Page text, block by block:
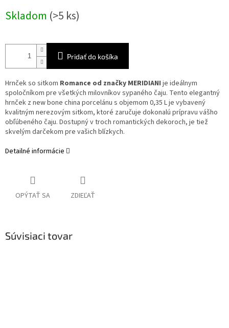
cena:
Skladom (>5 ks)
Pridať do košíka
Hrnček so sitkom Romance od značky MERIDIANI je ideálnym
spoločníkom pre všetkých milovníkov sypaného čaju. Tento elegantný
hrnček z new bone china porcelánu s objemom 0,35 L je vybavený
kvalitným nerezovým sitkom, ktoré zaručuje dokonalú prípravu vášho
obľúbeného čaju. Dostupný v troch romantických dekoroch, je tiež
skvelým darčekom pre vašich blízkych.
Detailné informácie
OPÝTAŤ SA ZDIEĽAŤ
Súvisiaci tovar